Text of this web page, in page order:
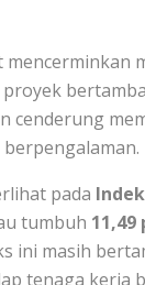
mencerminkan
cenderung
pada
tumbuh 11,49
ini masih
tenaga kerja